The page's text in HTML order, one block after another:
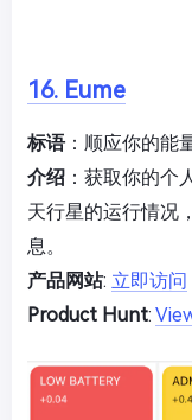
16. Eume
标语：顺应你的能
介绍 ：获取你的
天行星的运行情况
息。
产品网站: 立即访问
Product Hunt: